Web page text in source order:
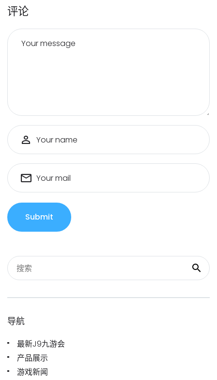
评论
Your message
Your name
Your mail
Submit
导航
最新J9九游会
产品展示
游戏新闻